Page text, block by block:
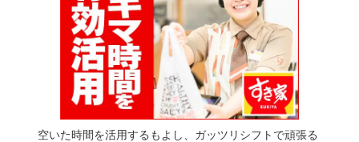
空いた時間を活用するもよし、ガッツリシフトで頑張る